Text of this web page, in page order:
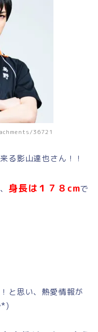
36721
る影山達也さん！！
身長は１７８cmで
と思い、熱愛情報が